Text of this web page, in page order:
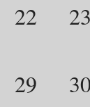
22 23
29